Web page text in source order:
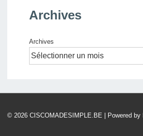
Archives
Archives
© 2026 CISCOMADESIMPLE.BE | Powered by